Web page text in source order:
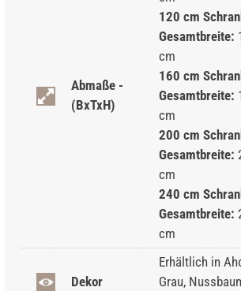
Abmaße -
(BxTxH)
120 cm
Gesamtbreite:
cm
160 cm
Gesamtbreite:
cm
200 cm
Gesamtbreite:
cm
240 cm
Gesamtbreite:
cm
Dekor
Erhältlich in
Grau,